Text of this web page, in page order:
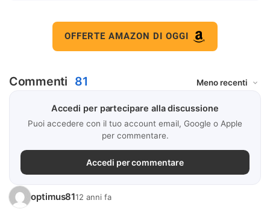
OFFERTE AMAZON DI OGGI
Commenti 81
Accedi per partecipare alla discussione
Puoi accedere con il tuo account email, Google o Apple
per commentare.
Accedi per commentare
optimus8112 anni fa